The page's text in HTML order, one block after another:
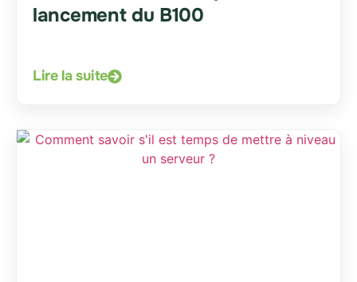
lancement du B100
Lire la suite